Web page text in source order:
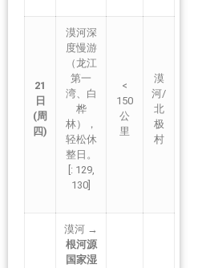
21
日
(周
四)
漠河深
度慢游
（龙江
第一
湾、白
桦
林），
轻松休
整日。
[: 129,
130]
<
150
公
里
漠
河/
北
极
村
漠河 →
根河源
国家湿